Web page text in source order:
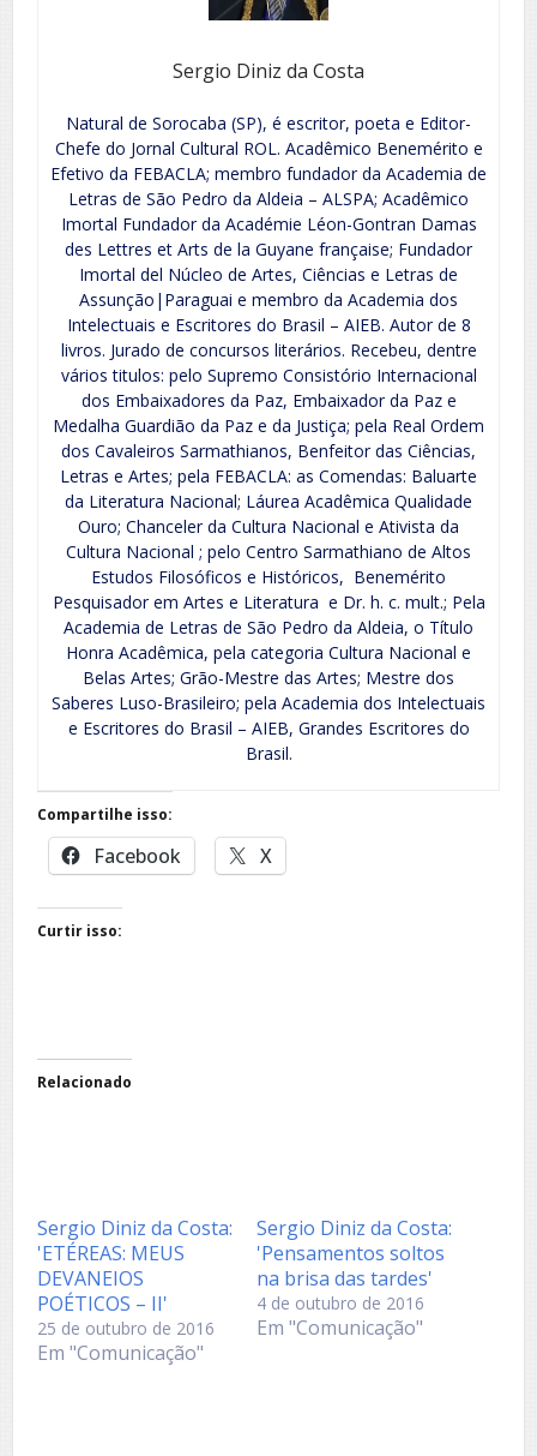
Sergio Diniz da Costa
Natural de Sorocaba (SP), é escritor, poeta e Editor-
Chefe do Jornal Cultural ROL. Acadêmico Benemérito e
Efetivo da FEBACLA; membro fundador da Academia de
Letras de São Pedro da Aldeia – ALSPA; Acadêmico
Imortal Fundador da Académie Léon-Gontran Damas
des Lettres et Arts de la Guyane française; Fundador
Imortal del Núcleo de Artes, Ciências e Letras de
Assunção|Paraguai e membro da Academia dos
Intelectuais e Escritores do Brasil – AIEB. Autor de 8
livros. Jurado de concursos literários. Recebeu, dentre
vários titulos: pelo Supremo Consistório Internacional
dos Embaixadores da Paz, Embaixador da Paz e
Medalha Guardião da Paz e da Justiça; pela Real Ordem
dos Cavaleiros Sarmathianos, Benfeitor das Ciências,
Letras e Artes; pela FEBACLA: as Comendas: Baluarte
da Literatura Nacional; Láurea Acadêmica Qualidade
Ouro; Chanceler da Cultura Nacional e Ativista da
Cultura Nacional ; pelo Centro Sarmathiano de Altos
Estudos Filosóficos e Históricos, Benemérito
Pesquisador em Artes e Literatura e Dr. h. c. mult.; Pela
Academia de Letras de São Pedro da Aldeia, o Título
Honra Acadêmica, pela categoria Cultura Nacional e
Belas Artes; Grão-Mestre das Artes; Mestre dos
Saberes Luso-Brasileiro; pela Academia dos Intelectuais
e Escritores do Brasil – AIEB, Grandes Escritores do
Brasil.
Compartilhe isso:
Facebook X
Curtir isso:
Relacionado
Sergio Diniz da Costa:
'ETÉREAS: MEUS
DEVANEIOS
POÉTICOS – II'
25 de outubro de 2016
Em "Comunicação"
Sergio Diniz da Costa:
'Pensamentos soltos
na brisa das tardes'
4 de outubro de 2016
Em "Comunicação"